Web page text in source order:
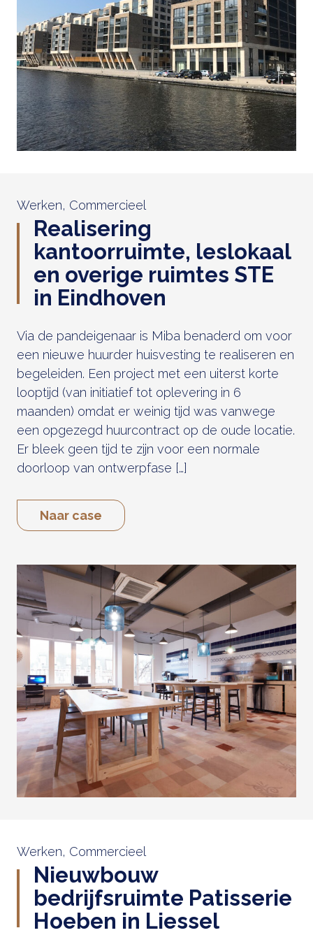
Werken, Commercieel
Realisering
kantoorruimte, leslokaal
en overige ruimtes STE
in Eindhoven
Via de pandeigenaar is Miba benaderd om voor
een nieuwe huurder huisvesting te realiseren en
begeleiden. Een project met een uiterst korte
looptijd (van initiatief tot oplevering in 6
maanden) omdat er weinig tijd was vanwege
een opgezegd huurcontract op de oude locatie.
Er bleek geen tijd te zijn voor een normale
doorloop van ontwerpfase […]
Naar case
Werken, Commercieel
Nieuwbouw
bedrijfsruimte Patisserie
Hoeben in Liessel